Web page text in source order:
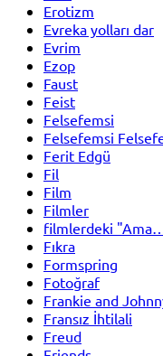
Erotizm
Evreka yolları dar
Evrim
Ezop
Faust
Feist
Felsefemsi
Felsefemsi
Ferit Edgü
Fil
Film
Filmler
filmlerdeki
Fıkra
Formspring
Fotoğraf
Frankie and
Fransız İhtilali
Freud